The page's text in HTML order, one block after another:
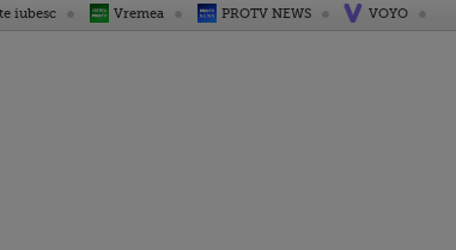
iubesc Vremea PROTV NEWS VOYO